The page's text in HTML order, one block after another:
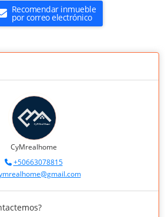
Recomendar inmueble
por correo electrónico
CyMrealhome
+50663078815